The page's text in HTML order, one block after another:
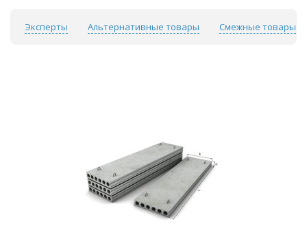
Эксперты Альтернативные товары Смежные товары